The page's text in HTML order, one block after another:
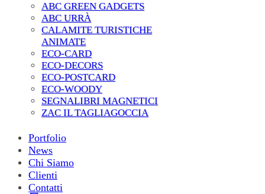
ABC GREEN GADGETS
ABC URRÀ
CALAMITE TURISTICHE
ANIMATE
ECO-CARD
ECO-DECORS
ECO-POSTCARD
ECO-WOODY
SEGNALIBRI MAGNETICI
ZAC IL TAGLIAGOCCIA
Portfolio
News
Chi Siamo
Clienti
Contatti